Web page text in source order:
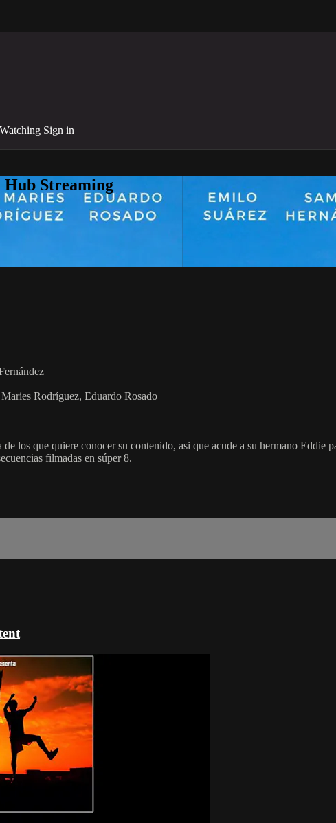
Sign in
Hub Streaming
Rodríguez, Eduardo Rosado
los que quiere conocer su contenido, asi que acude a su hermano Eddie
filmadas en súper 8.